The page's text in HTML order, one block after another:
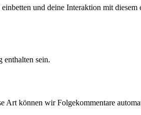
und deine Interaktion mit
enthalten sein.
können wir Folgekommentare